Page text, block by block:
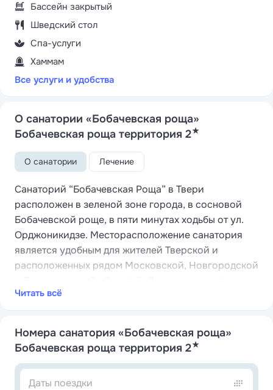
Бассейн закрытый
Шведский стол
Спа-услуги
Хаммам
Все услуги и удобства
О санатории «Бобачевская роща»
Бобачевская роща территория 2★
О санатории Лечение
Санаторий “Бобачевская Роща” в Твери
расположен в зеленой зоне города, в сосновой
Бобачевской роще, в пяти минутах ходьбы от ул.
Орджоникидзе. Месторасположение санатория
является удобным для жителей Тверской и
расположенных рядом Московской, Новгородской
в зелени каштанов, туи, лиственницы, боярышника.
Лечебная грязь Крымского курорта Саки, Рапа -
высокоминерализованная природная смесь
солевых растворов, Радоновые ванны помогает
отдыхающим улучшить свое здоровье не
отрываясь от дома.
Читать всё
Номера санатория «Бобачевская роща»
Бобачевская роща территория 2★